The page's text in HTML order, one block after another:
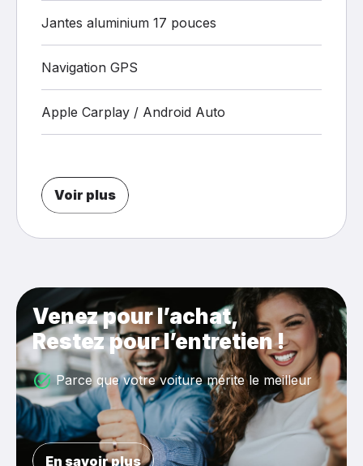
Jantes aluminium 17 pouces
Navigation GPS
Apple Carplay / Android Auto
Voir plus
Venez pour l’achat,
Restez pour l’entretien !
Parce que votre voiture mérite le meilleur
En savoir plus